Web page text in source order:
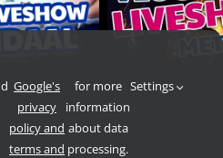
Google's
privacy
policy and
terms and
for more
information
about data
processing.
Settings